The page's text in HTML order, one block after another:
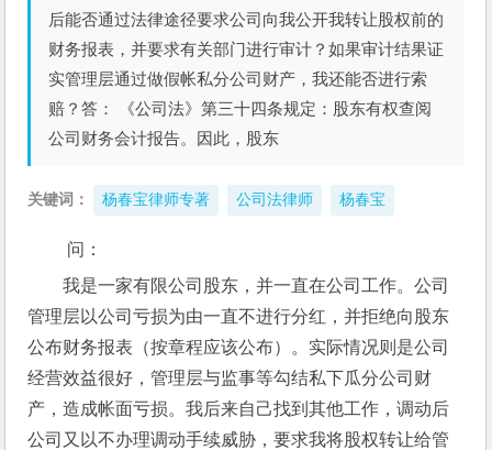
后能否通过法律途径要求公司向我公开我转让股权前的
财务报表，并要求有关部门进行审计？如果审计结果证
实管理层通过做假帐私分公司财产，我还能否进行索
赔？答： 《公司法》第三十四条规定：股东有权查阅
公司财务会计报告。因此，股东
关键词： 杨春宝律师专著 公司法律师 杨春宝
问：
我是一家有限公司股东，并一直在公司工作。公司
管理层以公司亏损为由一直不进行分红，并拒绝向股东
公布财务报表（按章程应该公布）。实际情况则是公司
经营效益很好，管理层与监事等勾结私下瓜分公司财
产，造成帐面亏损。我后来自己找到其他工作，调动后
公司又以不办理调动手续威胁，要求我将股权转让给管